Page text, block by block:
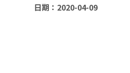
日期：2020-04-09